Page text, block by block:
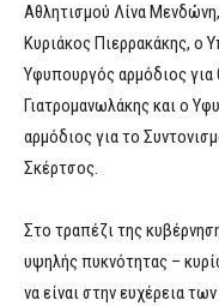
Αθλητισμού Λίνα
Κυριάκος Πιερρακάκης, ο
Υφυπουργός αρμόδιος για
Γιατρομανωλάκης και ο
αρμόδιος για το
Σκέρτσος.
Στο τραπέζι της
υψηλής πυκνότητας –
να είναι στην ευχέρεια